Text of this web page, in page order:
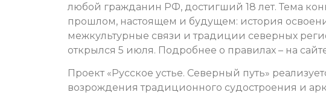
любой гражданин РФ, достигший 18 лет. Тема
прошлом, настоящем и будущем: история
межкультурные связи и традиции северных
открылся 5 июля. Подробнее о правилах – на
Проект «Русское устье. Северный путь»
возрождения традиционного судостроения и